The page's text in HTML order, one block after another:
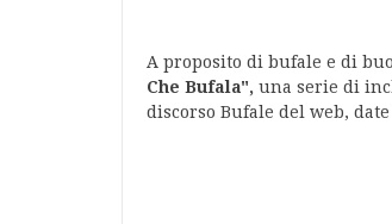
A proposito di bufale e di
Che Bufala", una serie di
discorso Bufale del web,